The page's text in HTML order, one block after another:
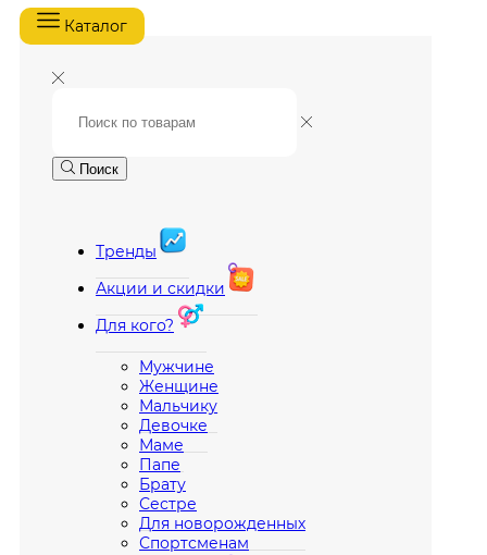
Каталог
Поиск
Тренды
Акции и скидки
Для кого?
Мужчине
Женщине
Мальчику
Девочке
Маме
Папе
Брату
Сестре
Для новорожденных
Спортсменам